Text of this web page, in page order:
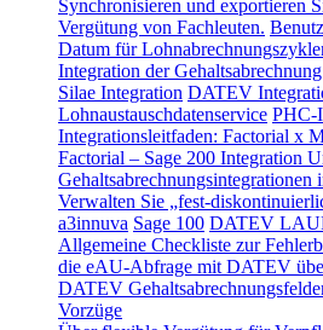
Synchronisieren und exportieren
Vergütung von Fachleuten.
Datum für
Integration der Gehaltsabrechnung
Silae Integration DATEV
Lohnaustauschdatenservice PHC-
Integrationsleitfaden: Factorial x
Factorial – Sage 200 Integration
Gehaltsabrechnungsintegrationen
Verwalten Sie „fest-
a3innuva Sage 100 DATEV
Allgemeine Checkliste zur
die eAU-Abfrage mit DATEV
DATEV
Vorzüge